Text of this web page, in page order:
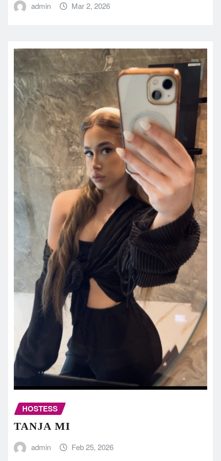
admin Mar 2, 2026
HOSTESS
TANJA MI
admin Feb 25, 2026